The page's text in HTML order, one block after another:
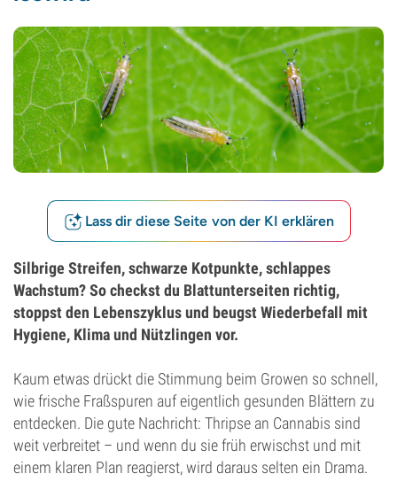
Lass dir diese Seite von der KI erklären
Silbrige Streifen, schwarze Kotpunkte, schlappes
Wachstum? So checkst du Blattunterseiten richtig,
stoppst den Lebenszyklus und beugst Wiederbefall mit
Hygiene, Klima und Nützlingen vor.
Kaum etwas drückt die Stimmung beim Growen so schnell,
wie frische Fraßspuren auf eigentlich gesunden Blättern zu
entdecken. Die gute Nachricht: Thripse an Cannabis sind
weit verbreitet – und wenn du sie früh erwischst und mit
einem klaren Plan reagierst, wird daraus selten ein Drama.